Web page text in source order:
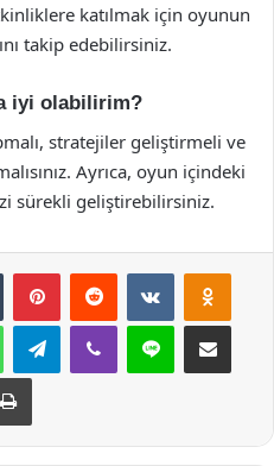
katılmak için oyunun
takip edebilirsiniz.
iyi olabilirim?
stratejiler geliştirmeli ve
Ayrıca, oyun içindeki
sürekli geliştirebilirsiniz.
Tumblr PinterestReddit VKontakte
WhatsAppTelegramViber Line E-Posta ile
Yazdır